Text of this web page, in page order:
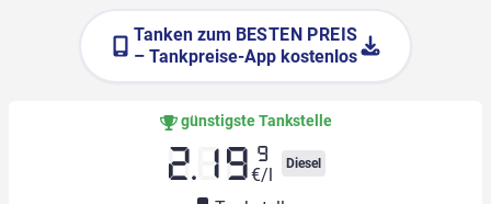
Tanken zum BESTEN PREIS
– Tankpreise-App kostenlos
günstigste Tankstelle
2.19 9
€/l
Diesel